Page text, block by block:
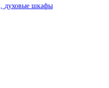
духовые шкафы